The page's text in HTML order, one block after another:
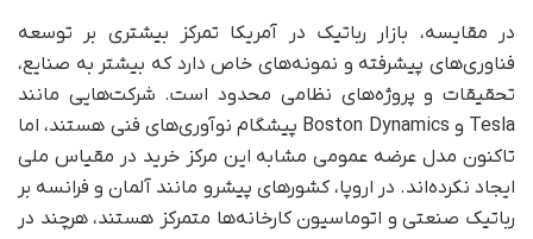
در مقایسه، بازار رباتیک در آمریکا تمرکز بیشتری بر توسعه
فناوری‌های پیشرفته و نمونه‌های خاص دارد که بیشتر به صنایع،
تحقیقات و پروژه‌های نظامی محدود است. شرکت‌هایی مانند
Tesla و Boston Dynamics پیشگام نوآوری‌های فنی هستند، اما
تاکنون مدل عرضه عمومی مشابه این مرکز خرید در مقیاس ملی
ایجاد نکرده‌اند. در اروپا، کشورهای پیشرو مانند آلمان و فرانسه بر
رباتیک صنعتی و اتوماسیون کارخانه‌ها متمرکز هستند، هرچند در